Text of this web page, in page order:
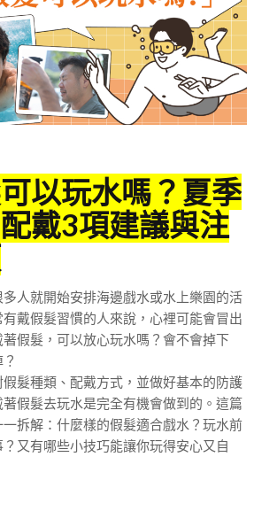
以玩水嗎？夏季
戴3項建議與注
人就開始安排海邊戲水或水上樂園的活
戴假髮習慣的人來說，心裡可能會冒出
假髮，可以放心玩水嗎？會不會掉下
髮種類、配戴方式，並做好基本的防護
假髮去玩水是完全有機會做到的。這篇
拆解：什麼樣的假髮適合戲水？玩水前
又有哪些小技巧能讓你玩得安心又自